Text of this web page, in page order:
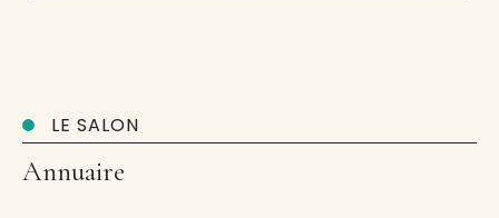
LE SALON
Annuaire